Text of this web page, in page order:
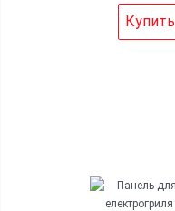
Купить